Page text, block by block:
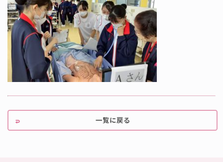
一覧に戻る